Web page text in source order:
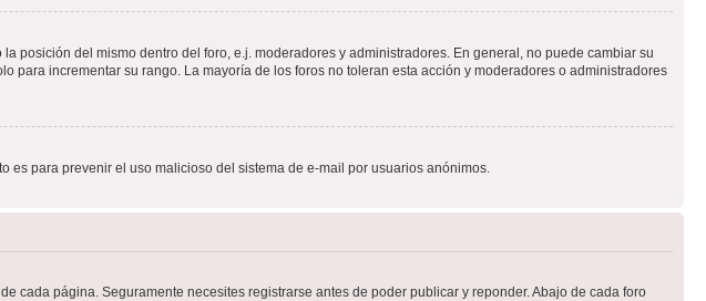
del mismo dentro del foro, e.j. moderadores y administradores. En general, no puede cambiar su
incrementar su rango. La mayoría de los foros no toleran esta acción y moderadores o administradores
es para prevenir el uso malicioso del sistema de e-mail por usuarios anónimos.
cada página. Seguramente necesites registrarse antes de poder publicar y reponder. Abajo de cada foro